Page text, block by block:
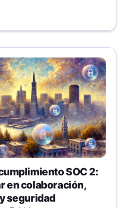
SOC 2:
en colaboración,
seguridad